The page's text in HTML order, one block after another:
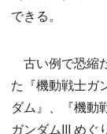
できる。
古い例で恐縮
た『機動戦士ガ
ダム』、『機動
ガンダムIII めぐ